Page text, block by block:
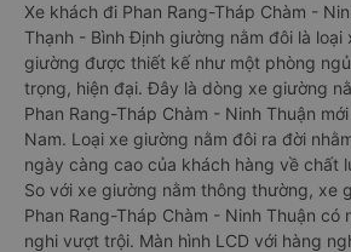
Xe khách đi Phan Rang-Tháp Chàm -
Thạnh - Bình Định giường nằm đôi là loại
giường được thiết kế như một phòng
trọng, hiện đại. Đây là dòng xe giường
Phan Rang-Tháp Chàm - Ninh Thuận
Nam. Loại xe giường nằm đôi ra đời
ngày càng cao của khách hàng về chất
So với xe giường nằm thông thường, xe
Phan Rang-Tháp Chàm - Ninh Thuận có
nghi vượt trội. Màn hình LCD với hàng